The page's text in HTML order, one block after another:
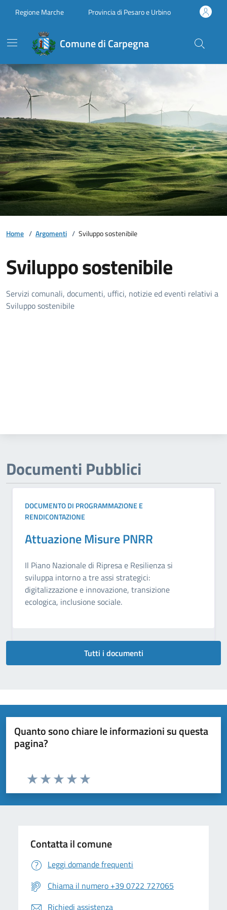
Regione Marche Provincia di Pesaro e Urbino
Comune di Carpegna
Home / Argomenti / Sviluppo sostenibile
Sviluppo sostenibile
Dettagli della notizia
Servizi comunali, documenti, uffici, notizie ed eventi relativi a
Sviluppo sostenibile
Documenti Pubblici
DOCUMENTO DI PROGRAMMAZIONE E
RENDICONTAZIONE
Attuazione Misure PNRR
Il Piano Nazionale di Ripresa e Resilienza si
sviluppa intorno a tre assi strategici:
digitalizzazione e innovazione, transizione
ecologica, inclusione sociale.
Tutti i documenti
Quanto sono chiare le informazioni su questa
pagina?
Valuta da 1 a 5 stelle la pagina
Valuta 5 stelle su 5
Valuta 4 stelle su 5
Valuta 3 stelle su 5
Valuta 2 stelle su 5
Valuta 1 stelle su 5
Contatta il comune
Leggi domande frequenti
Chiama il numero +39 0722 727065
Richiedi assistenza